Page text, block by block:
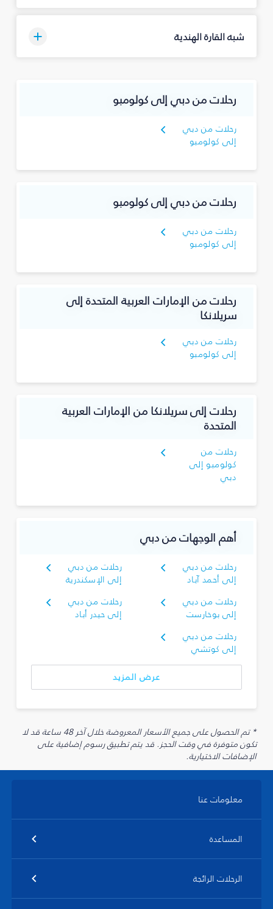
شبه القارة الهندية
رحلات من دبي إلى كولومبو
رحلات من دبي
إلى كولومبو
رحلات من دبي إلى كولومبو
رحلات من دبي
إلى كولومبو
رحلات من الإمارات العربية المتحدة إلى
سريلانكا
رحلات من دبي
إلى كولومبو
رحلات إلى سريلانكا من الإمارات العربية
المتحدة
رحلات من
كولومبو إلى
دبي
أهم الوجهات من دبي
رحلات من دبي
إلى أحمد آباد
رحلات من دبي
إلى الإسكندرية
رحلات من دبي
إلى بوخارست
رحلات من دبي
إلى حيدر أباد
رحلات من دبي
إلى كوتشي
عرض المزيد
* تم الحصول على جميع الأسعار المعروضة خلال آخر 48 ساعة قد لا
تكون متوفرة في وقت الحجز. قد يتم تطبيق رسوم إضافية على
الإضافات الاختيارية.
معلومات عنا
المساعدة
الرحلات الرائجة